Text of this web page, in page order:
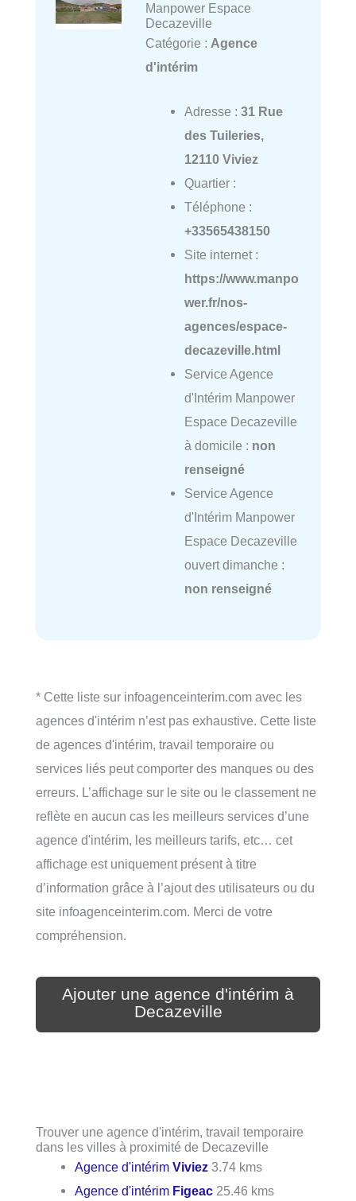
Manpower Espace
Decazeville
Catégorie : Agence
d'intérim
Adresse : 31 Rue
des Tuileries,
12110 Viviez
Quartier :
Téléphone :
+33565438150
Site internet :
https://www.manpo
wer.fr/nos-
agences/espace-
decazeville.html
Service Agence
d'Intérim Manpower
Espace Decazeville
à domicile : non
renseigné
Service Agence
d'Intérim Manpower
Espace Decazeville
ouvert dimanche :
non renseigné
* Cette liste sur infoagenceinterim.com avec les
agences d'intérim n’est pas exhaustive. Cette liste
de agences d'intérim, travail temporaire ou
services liés peut comporter des manques ou des
erreurs. L’affichage sur le site ou le classement ne
reflète en aucun cas les meilleurs services d’une
agence d'intérim, les meilleurs tarifs, etc… cet
affichage est uniquement présent à titre
d’information grâce à l’ajout des utilisateurs ou du
site infoagenceinterim.com. Merci de votre
compréhension.
Ajouter une agence d'intérim à
Decazeville
Trouver une agence d'intérim, travail temporaire
dans les villes à proximité de Decazeville
Agence d'intérimViviez 3.74 kms
Agence d'intérim Figeac 25.46 kms